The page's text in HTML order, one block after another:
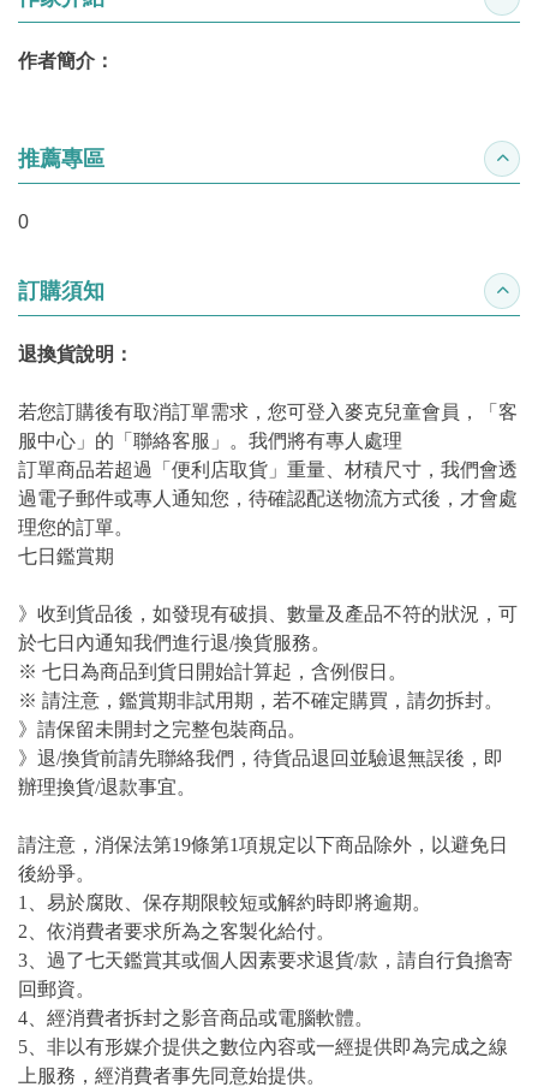
收合
作者簡介：
推薦專區 收合
0
訂購須知 收合
退換貨說明：
若您訂購後有取消訂單需求，您可登入麥克兒童會員，「客
服中心」的「聯絡客服」。我們將有專人處理
訂單商品若超過「便利店取貨」重量、材積尺寸，我們會透
過電子郵件或專人通知您，待確認配送物流方式後，才會處
理您的訂單。
七日鑑賞期
》收到貨品後，如發現有破損、數量及產品不符的狀況，可
於七日內通知我們進行退/換貨服務。
※ 七日為商品到貨日開始計算起，含例假日。
※ 請注意，鑑賞期非試用期，若不確定購買，請勿拆封。
》請保留未開封之完整包裝商品。
》退/換貨前請先聯絡我們，待貨品退回並驗退無誤後，即
辦理換貨/退款事宜。
請注意，消保法第19條第1項規定以下商品除外，以避免日
後紛爭。
1、易於腐敗、保存期限較短或解約時即將逾期。
2、依消費者要求所為之客製化給付。
3、過了七天鑑賞其或個人因素要求退貨/款，請自行負擔寄
回郵資。
4、經消費者拆封之影音商品或電腦軟體。
5、非以有形媒介提供之數位內容或一經提供即為完成之線
上服務，經消費者事先同意始提供。